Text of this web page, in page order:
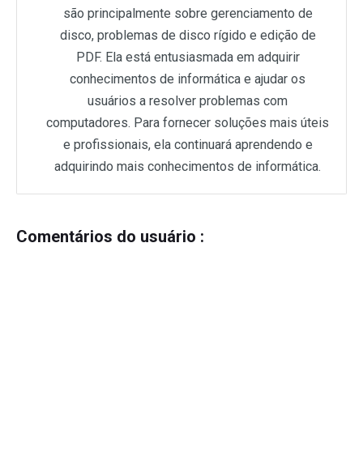
são principalmente sobre gerenciamento de
disco, problemas de disco rígido e edição de
PDF. Ela está entusiasmada em adquirir
conhecimentos de informática e ajudar os
usuários a resolver problemas com
computadores. Para fornecer soluções mais úteis
e profissionais, ela continuará aprendendo e
adquirindo mais conhecimentos de informática.
Comentários do usuário :